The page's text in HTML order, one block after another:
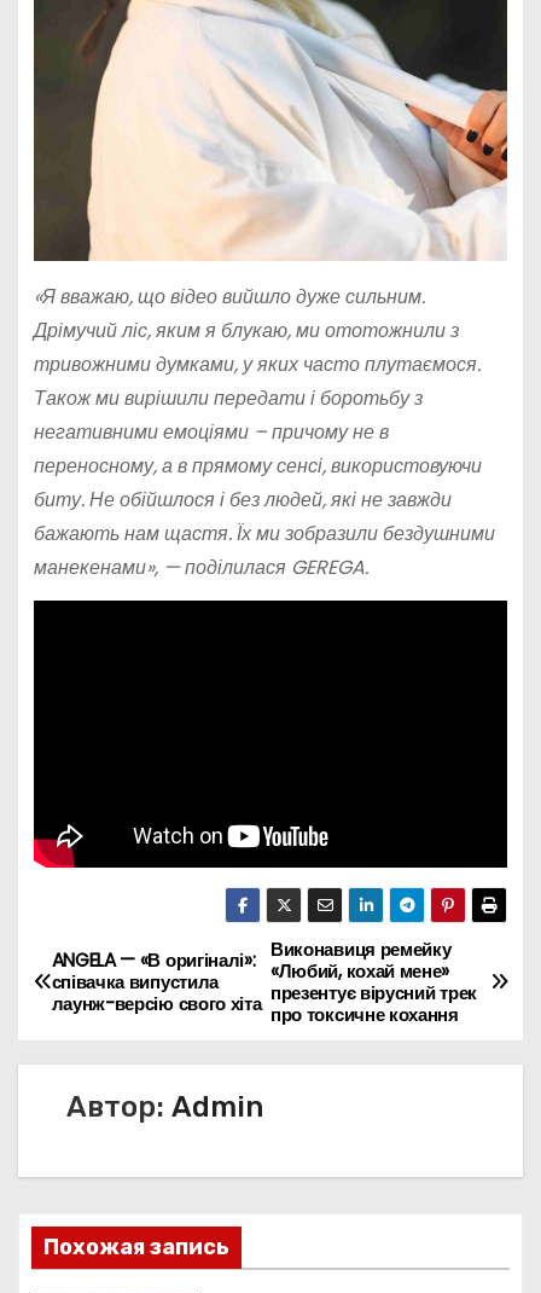
«Я вважаю, що відео вийшло дуже сильним.
Дрімучий ліс, яким я блукаю, ми ототожнили з
тривожними думками, у яких часто плутаємося.
Також ми вирішили передати і боротьбу з
негативними емоціями – причому не в
переносному, а в прямому сенсі, використовуючи
биту. Не обійшлося і без людей, які не завжди
бажають нам щастя. Їх ми зобразили бездушними
манекенами», — поділилася GEREGA.
Н
а
в
г
а
ц
Виконавиця ремейку
«Любий, кохай мене»
презентує вірусний трек
про токсичне кохання
ANGELA — «В оригіналі»:
співачка випустила
лаунж-версію свого хіта
Автор: Admin
Похожая запись